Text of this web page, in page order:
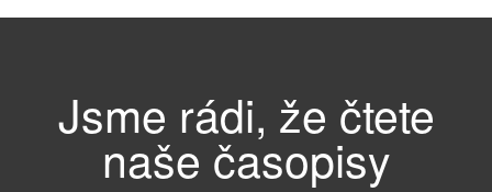
Jsme rádi, že čtete
naše časopisy